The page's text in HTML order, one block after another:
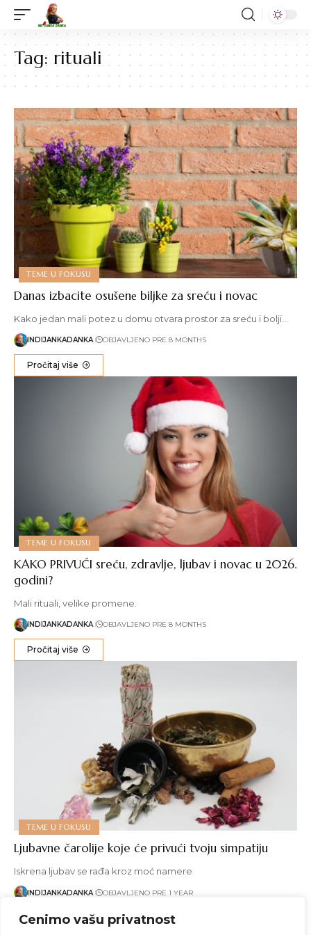
Cenimo vašu privatnost
Tag: rituali
TEME U FOKUSU
Danas izbacite osušenе biljke za sreću i novac
Kako jedan mali potez u domu otvara prostor za sreću i bolji…
INDIJANKADANKA OBJAVLJENO PRE 8 MONTHS
Pročitaj više
TEME U FOKUSU
KAKO PRIVUĆI sreću, zdravlje, ljubav i novac u 2026.
godini?
Mali rituali, velike promene.
INDIJANKADANKA OBJAVLJENO PRE 8 MONTHS
Pročitaj više
TEME U FOKUSU
Ljubavne čarolije koje će privući tvoju simpatiju
Iskrena ljubav se rađa kroz moć namere
INDIJANKADANKA OBJAVLJENO PRE 1 YEAR
Pročitaj više